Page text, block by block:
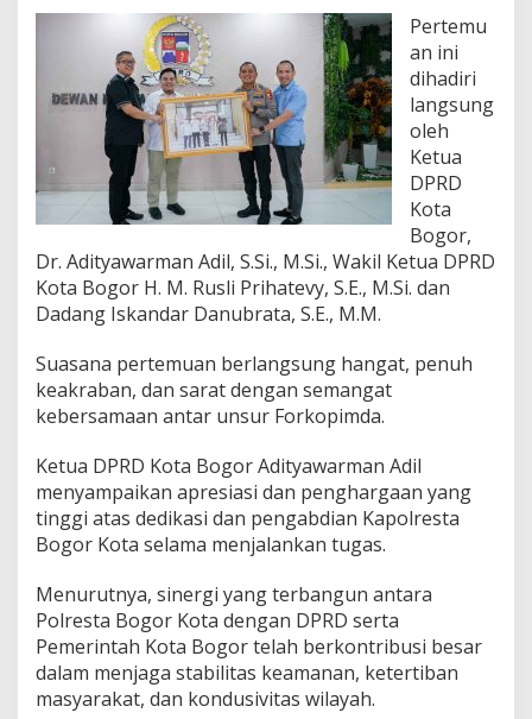
i
K
a
p
o
l
r
e
t
a
B
o
o
r
K
o
a
d
a
l
a
R
a
n
g
k
a
Pertemu
an ini
dihadiri
langsung
oleh
Ketua
DPRD
Kota
Bogor,
Dr. Adityawarman Adil, S.Si., M.Si., Wakil Ketua DPRD
Kota Bogor H. M. Rusli Prihatevy, S.E., M.Si. dan
Dadang Iskandar Danubrata, S.E., M.M.
Suasana pertemuan berlangsung hangat, penuh
keakraban, dan sarat dengan semangat
kebersamaan antar unsur Forkopimda.
Ketua DPRD Kota Bogor Adityawarman Adil
menyampaikan apresiasi dan penghargaan yang
tinggi atas dedikasi dan pengabdian Kapolresta
Bogor Kota selama menjalankan tugas.
Menurutnya, sinergi yang terbangun antara
Polresta Bogor Kota dengan DPRD serta
Pemerintah Kota Bogor telah berkontribusi besar
dalam menjaga stabilitas keamanan, ketertiban
masyarakat, dan kondusivitas wilayah.